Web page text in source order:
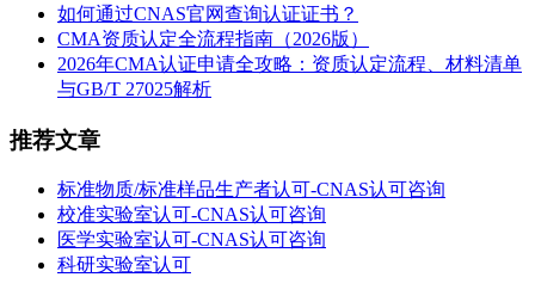
如何通过CNAS官网查询认证证书？
CMA资质认定全流程指南（2026版）
2026年CMA认证申请全攻略：资质认定流程、材料清单
与GB/T 27025解析
推荐文章
标准物质/标准样品生产者认可-CNAS认可咨询
校准实验室认可-CNAS认可咨询
医学实验室认可-CNAS认可咨询
科研实验室认可